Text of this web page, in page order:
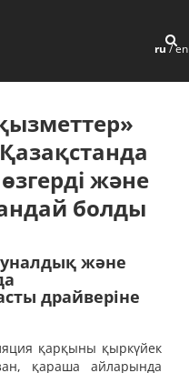
ru/en
және
болды
және
драйверіне
қарқыны қыркүйек
қараша айларында